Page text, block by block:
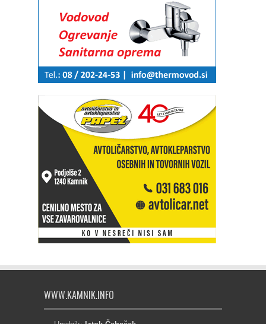
WWW.KAMNIK.INFO